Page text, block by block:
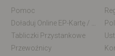
Pomoc
Tabliczki Przystankowe
Przewoźnicy